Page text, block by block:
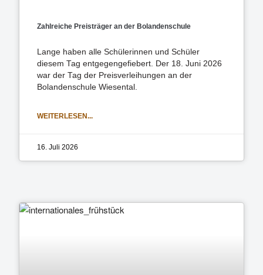
Zahlreiche Preisträger an der Bolandenschule
Lange haben alle Schülerinnen und Schüler
diesem Tag entgegengefiebert. Der 18. Juni 2026
war der Tag der Preisverleihungen an der
Bolandenschule Wiesental.
WEITERLESEN...
16. Juli 2026